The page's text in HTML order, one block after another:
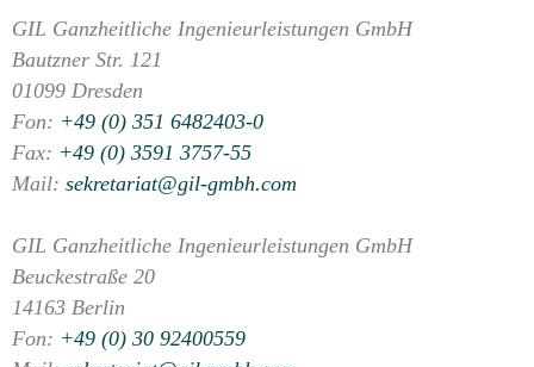
GIL Ganzheitliche Ingenieurleistungen GmbH
Bautzner Str. 121
01099 Dresden
Fon: +49 (0) 351 6482403-0
Fax: +49 (0) 3591 3757-55
Mail: sekretariat@gil-gmbh.com
GIL Ganzheitliche Ingenieurleistungen GmbH
Beuckestraße 20
14163 Berlin
Fon: +49 (0) 30 92400559